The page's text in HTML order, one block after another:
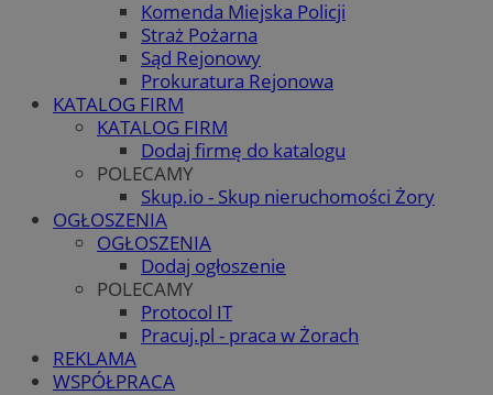
Komenda Miejska Policji
Straż Pożarna
Sąd Rejonowy
Prokuratura Rejonowa
KATALOG FIRM
KATALOG FIRM
Dodaj firmę do katalogu
POLECAMY
Skup.io - Skup nieruchomości Żory
OGŁOSZENIA
OGŁOSZENIA
Dodaj ogłoszenie
POLECAMY
Protocol IT
Pracuj.pl - praca w Żorach
REKLAMA
WSPÓŁPRACA